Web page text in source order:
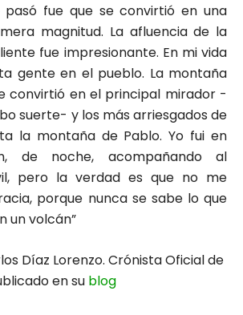
pasó fue que se convirtió en una
magnitud. La afluencia de la
fue impresionante. En mi vida
gente en el pueblo. La montaña
convirtió en el principal mirador -
suerte- y los más arriesgados de
la montaña de Pablo. Yo fui en
de noche, acompañando al
pero la verdad es que no me
porque nunca se sabe lo que
un volcán”
Díaz Lorenzo. Crónista Oficial de
en su blog